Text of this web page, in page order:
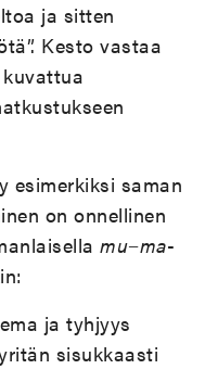
ja sitten
Kesto vastaa
kuvattua
esimerkiksi saman
on onnellinen
mu−ma-
ja tyhjyys
sisukkaasti